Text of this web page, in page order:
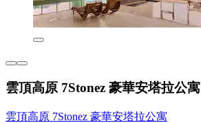
雲頂高原 7Stonez 豪華安塔拉公寓
雲頂高原 7Stonez 豪華安塔拉公寓